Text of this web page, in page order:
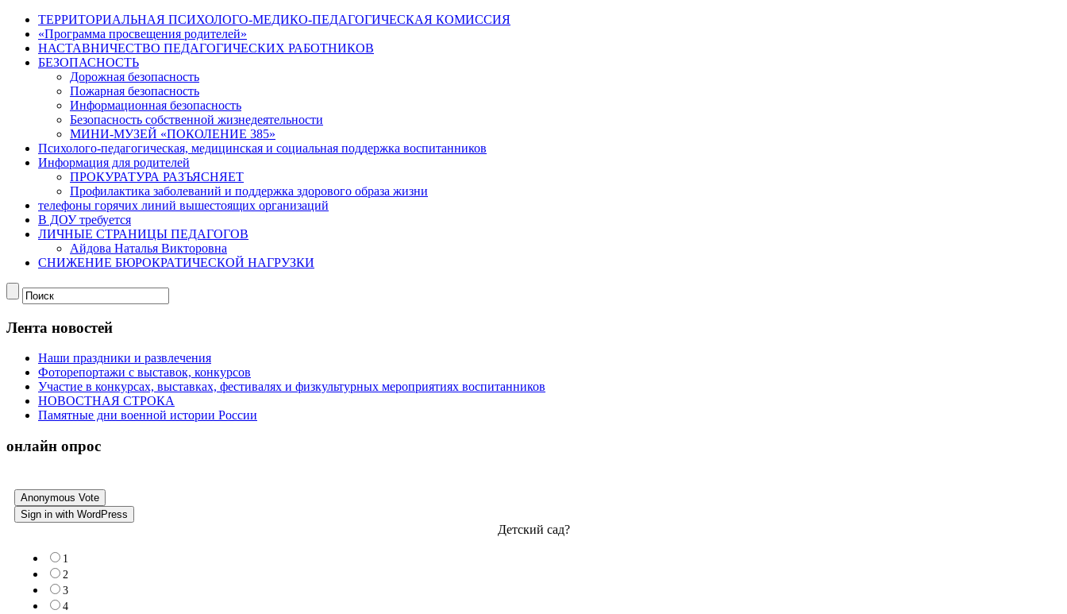
ТЕРРИТОРИАЛЬНАЯ ПСИХОЛОГО-МЕДИКО-ПЕДАГОГИЧЕСКАЯ КОМИССИЯ
«Программа просвещения родителей»
НАСТАВНИЧЕСТВО ПЕДАГОГИЧЕСКИХ РАБОТНИКОВ
БЕЗОПАСНОСТЬ
Дорожная безопасность
Пожарная безопасность
Информационная безопасность
Безопасность собственной жизнедеятельности
МИНИ-МУЗЕЙ «ПОКОЛЕНИЕ 385»
Психолого-педагогическая, медицинская и социальная поддержка воспитанников
Информация для родителей
ПРОКУРАТУРА РАЗЪЯСНЯЕТ
Профилактика заболеваний и поддержка здорового образа жизни
телефоны горячих линий вышестоящих организаций
В ДОУ требуется
ЛИЧНЫЕ СТРАНИЦЫ ПЕДАГОГОВ
Айдова Наталья Викторовна
СНИЖЕНИЕ БЮРОКРАТИЧЕСКОЙ НАГРУЗКИ
Лента новостей
Наши праздники и развлечения
Фоторепортажи с выставок, конкурсов
Участие в конкурсах, выставках, фестивалях и физкультурных мероприятиях воспитанников
НОВОСТНАЯ СТРОКА
Памятные дни военной истории России
онлайн опрос
Anonymous Vote
Sign in with WordPress
Детский сад?
1
2
3
4